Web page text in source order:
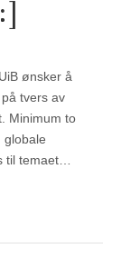
ønsker å
tvers av
Minimum to
globale
til temaet…